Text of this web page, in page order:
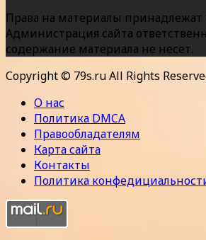
Права на материалы принадлежат
Администрация сайта
содержание материала не несет.
Copyright © 79s.ru All Rights
О нас
Политика DMCA
Правообладателям
Карта сайта
Контакты
Политика